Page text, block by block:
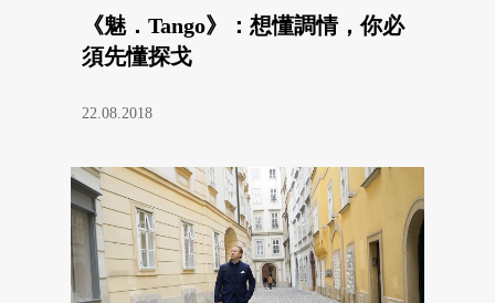
《魅．Tango》：想懂調情，你必
須先懂探戈
22.08.2018